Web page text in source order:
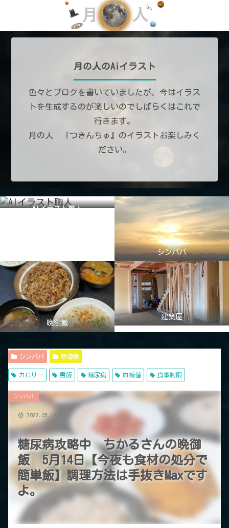
月の人のAiイラスト
色々とブログを書いていましたが、今はイラス
トを生成するのが楽しいのでしばらくはこれで
行きます。
月の人 『つきんちゅ』のイラストお楽しみく
ださい。
AIイラスト職人
シンパパ
晩御飯
建築屋
シンパパ 晩御飯
カロリー 男飯 糖尿病 血糖値 食事制限
糖尿病攻略中 ちかるさんの晩御
飯 5月14日【今夜も食材の処分で
簡単飯】調理方法は手抜きMaxです
よ。
シンパパ
2022.05.14